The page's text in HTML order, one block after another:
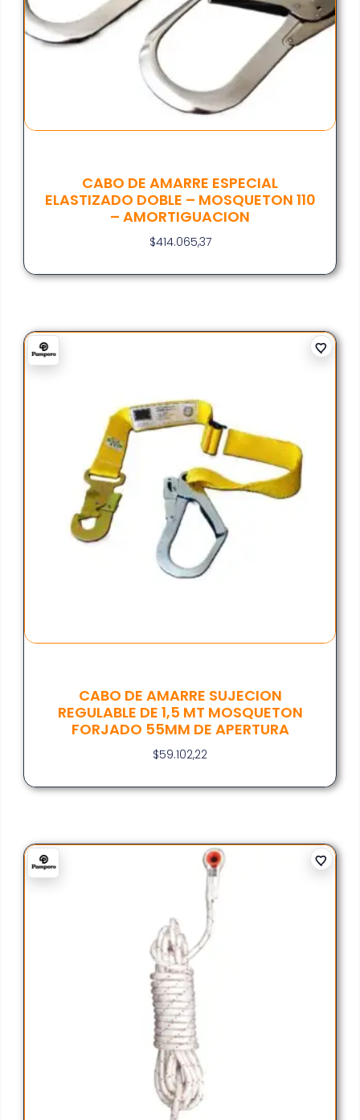
CABO DE AMARRE ESPECIAL
ELASTIZADO DOBLE – MOSQUETON 110
– AMORTIGUACION
$414.065,37
CABO DE AMARRE SUJECION
REGULABLE DE 1,5 MT MOSQUETON
FORJADO 55MM DE APERTURA
$59.102,22